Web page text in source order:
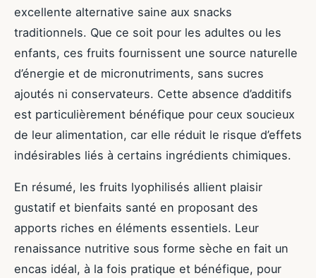
excellente alternative saine aux snacks
traditionnels. Que ce soit pour les adultes ou les
enfants, ces fruits fournissent une source naturelle
d’énergie et de micronutriments, sans sucres
ajoutés ni conservateurs. Cette absence d’additifs
est particulièrement bénéfique pour ceux soucieux
de leur alimentation, car elle réduit le risque d’effets
indésirables liés à certains ingrédients chimiques.
En résumé, les fruits lyophilisés allient plaisir
gustatif et bienfaits santé en proposant des
apports riches en éléments essentiels. Leur
renaissance nutritive sous forme sèche en fait un
encas idéal, à la fois pratique et bénéfique, pour